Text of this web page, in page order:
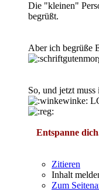
Die "kleinen"
begrüßt.
Aber ich begrüße
So, und jetzt muss
Entspanne
Zitieren
Inhalt
Zum